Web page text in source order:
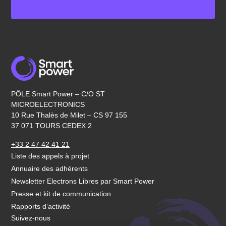
PÔLE Smart Power – C/O ST
MICROELECTRONICS
10 Rue Thalès de Milet – CS 97 155
37 071 TOURS CEDEX 2
+33 2 47 42 41 21
Liste des appels à projet
Annuaire des adhérents
Newsletter Electrons Libres par Smart Power
Presse et kit de communication
Rapports d’activité
Suivez-nous